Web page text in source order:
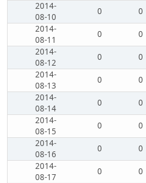
2014-
08-10
0 0
2014-
08-11
0 0
2014-
08-12
0 0
2014-
08-13
0 0
2014-
08-14
0 0
2014-
08-15
0 0
2014-
08-16
0 0
2014-
08-17
0 0